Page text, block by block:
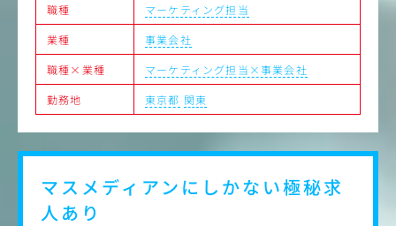
職種
マーケティング担当
業種
事業会社
職種×業種
マーケティング担当×事業会社
勤務地
東京都 関東
マスメディアンにしかない極秘求
人あり